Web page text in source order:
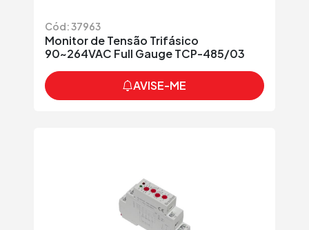
Cód: 37963
Monitor de Tensão Trifásico
90~264VAC Full Gauge TCP-485/03
AVISE-ME